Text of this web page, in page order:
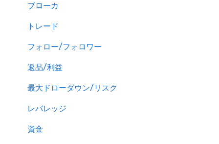
ブローカ
トレード
フォロー/フォロワー
返品/利益
最大ドローダウン/リスク
レバレッジ
資金